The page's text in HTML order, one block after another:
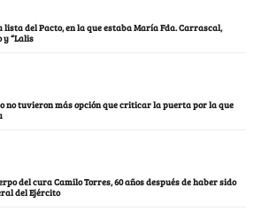
lista del Pacto, en la que estaba María Fda. Carrascal,
“Lalis
no tuvieron más opción que criticar la puerta por la que
del cura Camilo Torres, 60 años después de haber sido
del Ejército